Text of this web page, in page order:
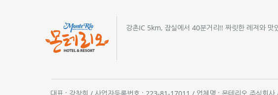
강촌IC 5km, 잠실에서 40분거리!! 짜릿한 레져와 맛